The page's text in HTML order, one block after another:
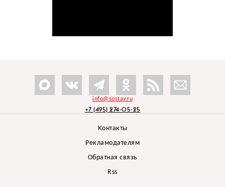
info@sostav.ru
+7 (495) 274-05-25
Контакты
Рекламодателям
Обратная связь
Rss